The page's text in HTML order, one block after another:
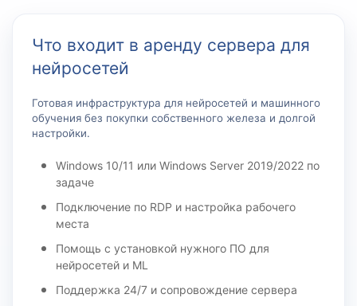
Что входит в аренду сервера для
нейросетей
Готовая инфраструктура для нейросетей и машинного
обучения без покупки собственного железа и долгой
настройки.
Windows 10/11 или Windows Server 2019/2022 по
задаче
Подключение по RDP и настройка рабочего
места
Помощь с установкой нужного ПО для
нейросетей и ML
Поддержка 24/7 и сопровождение сервера